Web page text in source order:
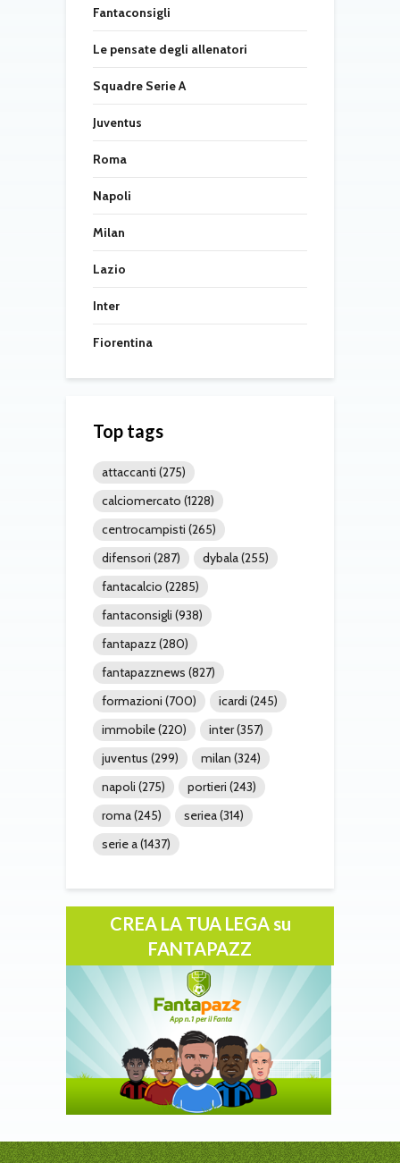
Fantaconsigli
Le pensate degli allenatori
Squadre Serie A
Juventus
Roma
Napoli
Milan
Lazio
Inter
Fiorentina
Top tags
attaccanti (275)
calciomercato (1228)
centrocampisti (265)
difensori (287) dybala(255)
fantacalcio (2285)
fantaconsigli (938)
fantapazz(280)
fantapazznews (827)
formazioni (700) icardi (245)
immobile(220) inter(357)
juventus (299) milan (324)
napoli (275) portieri (243)
roma(245) seriea(314)
serie a(1437)
CREA LA TUA LEGA su
FANTAPAZZ